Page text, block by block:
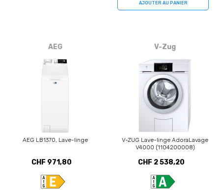
AJOUTER AU PANIER
AEG
AEG LB1370, Lave-linge
CHF 971,80
V-Zug
V-ZUG Lave-linge AdoraLavage
V4000 (1104200008)
CHF 2 538,20